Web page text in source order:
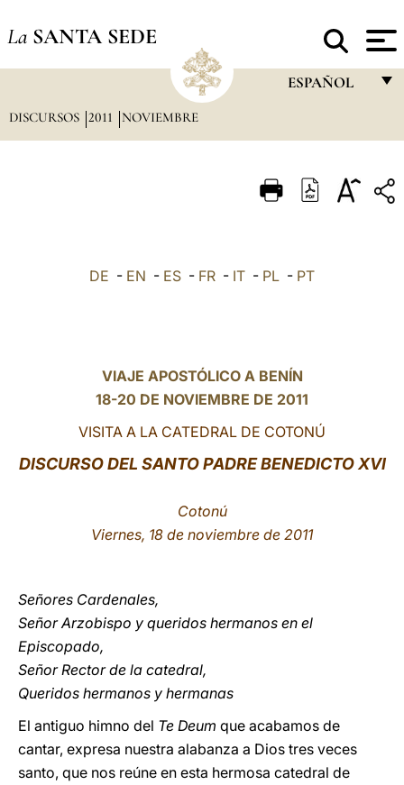
La SANTA SEDE
ESPAÑOL
ITALIANO
العربيّة
中文
LATINE
DISCURSOS 2011 NOVIEMBRE
DE - EN - ES - FR - IT - PL - PT
VIAJE APOSTÓLICO A BENÍN
18-20 DE NOVIEMBRE DE 2011
VISITA A LA CATEDRAL DE COTONÚ
DISCURSO DEL SANTO PADRE BENEDICTO XVI
Cotonú
Viernes, 18 de noviembre de 2011
Señores Cardenales,
Señor Arzobispo y queridos hermanos en el
Episcopado,
Señor Rector de la catedral,
Queridos hermanos y hermanas
El antiguo himno del Te Deum que acabamos de
cantar, expresa nuestra alabanza a Dios tres veces
santo, que nos reúne en esta hermosa catedral de